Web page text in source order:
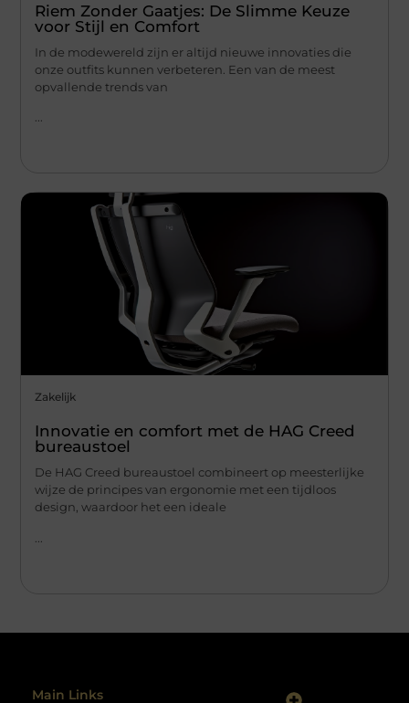
Riem Zonder Gaatjes: De Slimme Keuze
voor Stijl en Comfort
In de modewereld zijn er altijd nieuwe innovaties die
onze outfits kunnen verbeteren. Een van de meest
opvallende trends van
Zakelijk
Innovatie en comfort met de HAG Creed
bureaustoel
De HAG Creed bureaustoel combineert op meesterlijke
wijze de principes van ergonomie met een tijdloos
design, waardoor het een ideale
Main Links